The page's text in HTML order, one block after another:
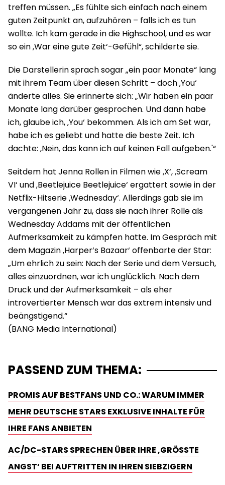
treffen müssen. „Es fühlte sich einfach nach einem
guten Zeitpunkt an, aufzuhören – falls ich es tun
wollte. Ich kam gerade in die Highschool, und es war
so ein ‚War eine gute Zeit‘-Gefühl“, schilderte sie.
Die Darstellerin sprach sogar „ein paar Monate“ lang
mit ihrem Team über diesen Schritt – doch ‚You‘
änderte alles. Sie erinnerte sich: „Wir haben ein paar
Monate lang darüber gesprochen. Und dann habe
ich, glaube ich, ‚You‘ bekommen. Als ich am Set war,
habe ich es geliebt und hatte die beste Zeit. Ich
dachte: ‚Nein, das kann ich auf keinen Fall aufgeben.'“
Seitdem hat Jenna Rollen in Filmen wie ‚X‘, ‚Scream
VI‘ und ‚Beetlejuice Beetlejuice‘ ergattert sowie in der
Netflix-Hitserie ‚Wednesday‘. Allerdings gab sie im
vergangenen Jahr zu, dass sie nach ihrer Rolle als
Wednesday Addams mit der öffentlichen
Aufmerksamkeit zu kämpfen hatte. Im Gespräch mit
dem Magazin ‚Harper’s Bazaar‘ offenbarte der Star:
„Um ehrlich zu sein: Nach der Serie und dem Versuch,
alles einzuordnen, war ich unglücklich. Nach dem
Druck und der Aufmerksamkeit – als eher
introvertierter Mensch war das extrem intensiv und
beängstigend.“
PASSEND ZUM THEMA:
PROMIS AUF BESTFANS UND CO.: WARUM IMMER
MEHR DEUTSCHE STARS EXKLUSIVE INHALTE FÜR
IHRE FANS ANBIETEN
AC/DC-STARS SPRECHEN ÜBER IHRE ‚GRÖSSTE A
NGST‘ BEI AUFTRITTEN IN IHREN SIEBZIGERN